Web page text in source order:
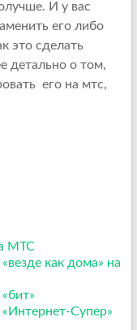
И у вас
его либо
это сделать
детально о том,
его на мтс,
МТС
как дома» на
Супер»